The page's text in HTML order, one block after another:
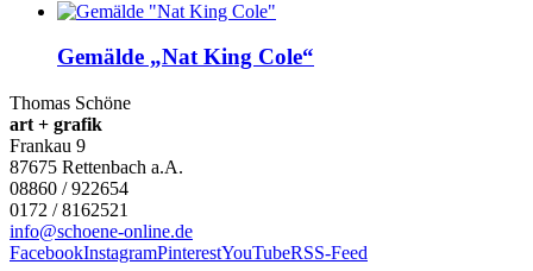
Gemälde „Nat King Cole“
Thomas Schöne
art + grafik
Frankau 9
87675 Rettenbach a.A.
08860 / 922654
0172 / 8162521
info@schoene-online.de
FacebookInstagramPinterestYouTubeRSS-Feed